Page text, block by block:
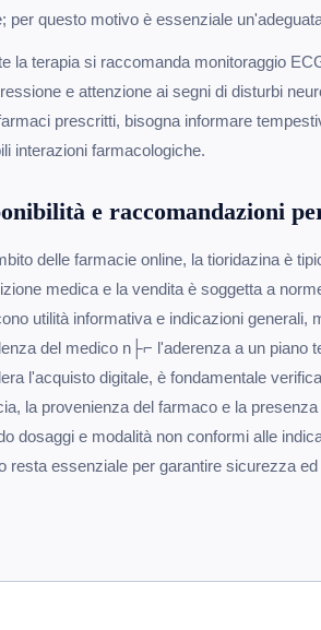
per questo motivo è essenziale
la terapia si raccomanda monitoraggio
e attenzione ai segni di disturbi
prescritti, bisogna informare
interazioni farmacologiche.
e raccomandazioni
delle farmacie online, la tioridazina è
medica e la vendita è soggetta a
utilità informativa e indicazioni generali,
del medico n├⌐ l'aderenza a un piano
l'acquisto digitale, è fondamentale
la provenienza del farmaco e la
dosaggi e modalità non conformi alle
resta essenziale per garantire sicurezza